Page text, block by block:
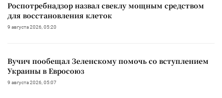
Роспотребнадзор назвал свеклу мощным средством
для восстановления клеток
9 августа 2026, 05:20
Вучич пообещал Зеленскому помочь со вступлением
Украины в Евросоюз
9 августа 2026, 05:07